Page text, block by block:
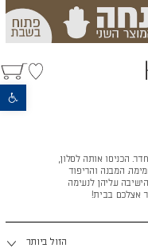
פתח סרגל נגישות
הכניסו אותה לסלון,
המבנה והריפוד
עליהן לנעימה
אצלכם בבית!
מיינו
הזול ביותר